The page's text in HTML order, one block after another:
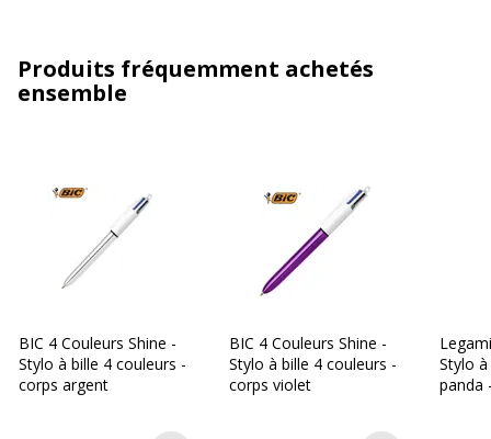
Produits fréquemment achetés
ensemble
BIC 4 Couleurs Shine -
Stylo à bille 4 couleurs -
corps argent
BIC 4 Couleurs Shine -
Stylo à bille 4 couleurs -
corps violet
Stylo
panda